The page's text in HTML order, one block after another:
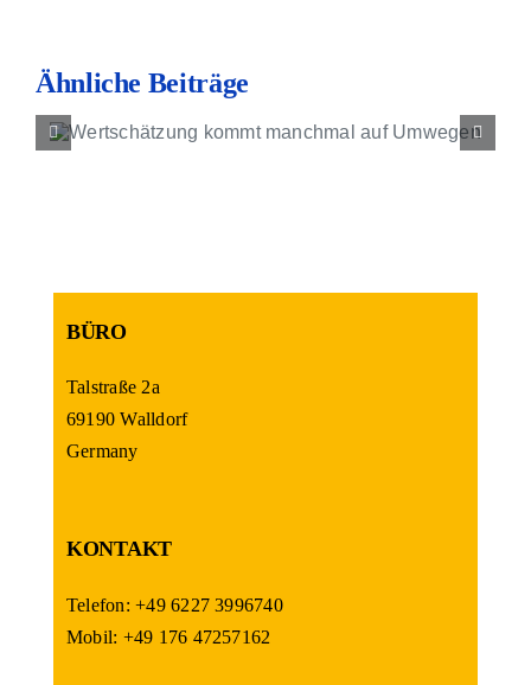
Ähnliche Beiträge
Business Coaching
BÜRO
Talstraße 2a
69190 Walldorf
Germany
KONTAKT
Telefon: +49 6227 3996740
Mobil: +49 176 47257162